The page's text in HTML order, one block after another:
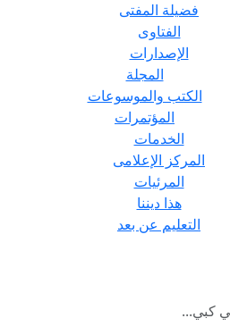
فضيلة المفتى
الفتاوى
الإصدارات
المجلة
الكتب والموسوعات
المؤتمرات
الخدمات
المركز الإعلامى
المرئيات
هذا ديننا
التعليم عن بعد
كبي...